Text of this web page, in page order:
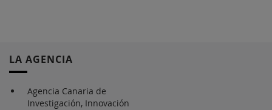
LA AGENCIA
Agencia Canaria de
Investigación, Innovación